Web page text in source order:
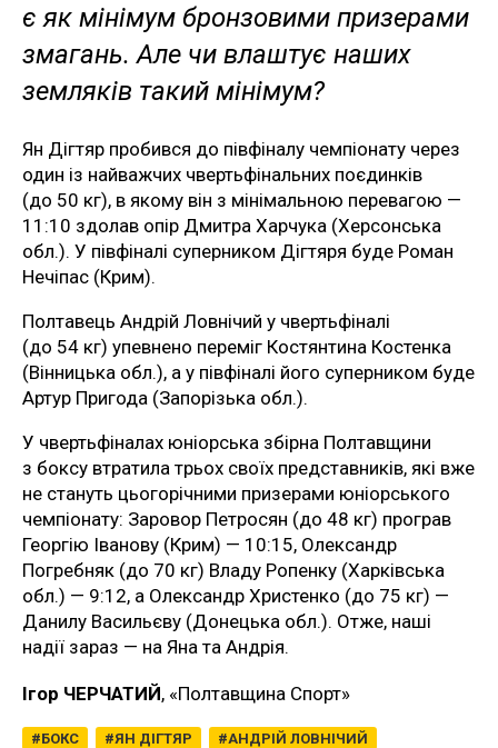
є як мінімум бронзовими призерами
змагань. Але чи влаштує наших
земляків такий мінімум?
Ян Дігтяр пробився до півфіналу чемпіонату через
один із найважчих чвертьфінальних поєдинків
(до 50 кг), в якому він з мінімальною перевагою —
11:10 здолав опір Дмитра Харчука (Херсонська
обл.). У півфіналі суперником Дігтяря буде Роман
Нечіпас (Крим).
Полтавець Андрій Ловнічий у чвертьфіналі
(до 54 кг) упевнено переміг Костянтина Костенка
(Вінницька обл.), а у півфіналі його суперником буде
Артур Пригода (Запорізька обл.).
У чвертьфіналах юніорська збірна Полтавщини
з боксу втратила трьох своїх представників, які вже
не стануть цьогорічними призерами юніорського
чемпіонату: Заровор Петросян (до 48 кг) програв
Георгію Іванову (Крим) — 10:15, Олександр
Погребняк (до 70 кг) Владу Ропенку (Харківська
обл.) — 9:12, а Олександр Христенко (до 75 кг) —
Данилу Васильєву (Донецька обл.). Отже, наші
надії зараз — на Яна та Андрія.
Ігор ЧЕРЧАТИЙ, «Полтавщина Спорт»
БОКС ЯН ДІГТЯР АНДРІЙ ЛОВНІЧИЙ